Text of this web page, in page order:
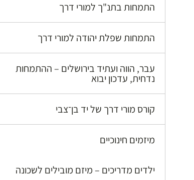
התמחות בתנ"ך למורי דרך
התמחות שפלת יהודה למורי דרך
עבר, הווה ועתיד בירושלים – ההתמחות
נדחית, עדכון יבוא
קורס מורי דרך של יד בן־צבי
מיזמים חינוכיים
ילדים מדריכים – מיזם מובילים לשכונה